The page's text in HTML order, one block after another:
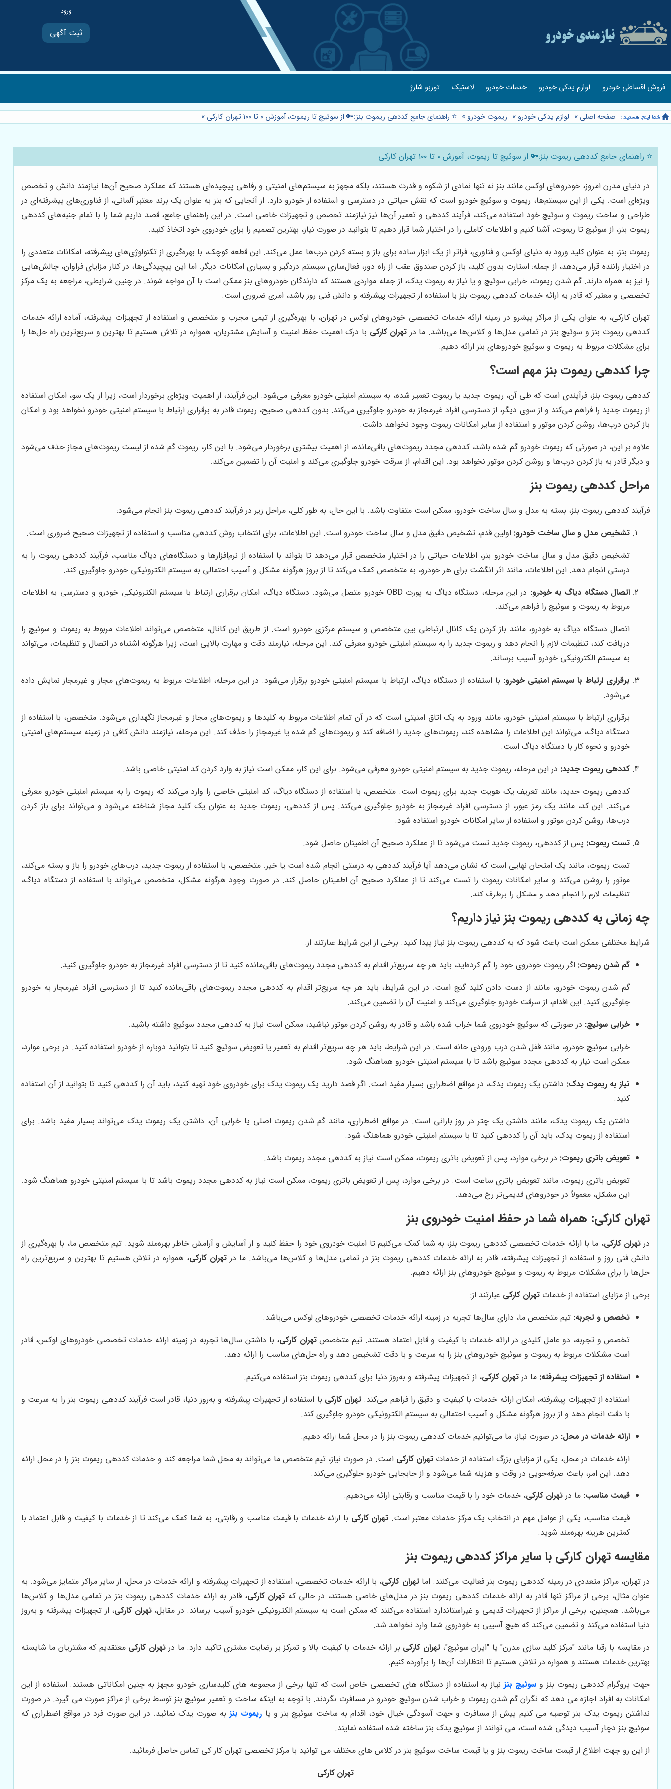
ثبت آگهی
فروش اقساطی خودرو لوازم یدکی خودرو خدمات خودرو لاستیک توربو شارژ
صفحه اصلی » لوازم یدکی خودرو » ریموت خودرو » ⭐️ راهنمای جامع کددهی ریموت بنز:🔑 از سوئیچ تا ریموت، آموزش ۰ تا ۱۰۰ تهران کارکی »
⭐️ راهنمای جامع کددهی ریموت بنز:🔑 از سوئیچ تا ریموت، آموزش ۰ تا ۱۰۰ تهران کارکی
در دنیای مدرن امروز، خودروهای لوکس مانند بنز نه تنها نمادی از شکوه و قدرت هستند، بلکه مجهز به سیستم‌های امنیتی و رفاهی پیچیده‌ای هستند که عملکرد صحیح آن‌ها نیازمند دانش و تخصص
ویژه‌ای است. یکی از این سیستم‌ها، ریموت و سوئیچ خودرو است که نقش حیاتی در دسترسی و استفاده از خودرو دارد. از آنجایی که بنز به عنوان یک برند معتبر آلمانی، از فناوری‌های پیشرفته‌ای در
طراحی و ساخت ریموت و سوئیچ خود استفاده می‌کند، فرآیند کددهی و تعمیر آن‌ها نیز نیازمند تخصص و تجهیزات خاصی است. در این راهنمای جامع، قصد داریم شما را با تمام جنبه‌های کددهی
ریموت بنز، از سوئیچ تا ریموت، آشنا کنیم و اطلاعات کاملی را در اختیار شما قرار دهیم تا بتوانید در صورت نیاز، بهترین تصمیم را برای خودروی خود اتخاذ کنید.
ریموت بنز، به عنوان کلید ورود به دنیای لوکس و فناوری، فراتر از یک ابزار ساده برای باز و بسته کردن درب‌ها عمل می‌کند. این قطعه کوچک، با بهره‌گیری از تکنولوژی‌های پیشرفته، امکانات متعددی را
در اختیار راننده قرار می‌دهد، از جمله: استارت بدون کلید، باز کردن صندوق عقب از راه دور، فعال‌سازی سیستم دزدگیر و بسیاری امکانات دیگر. اما این پیچیدگی‌ها، در کنار مزایای فراوان، چالش‌هایی
را نیز به همراه دارند. گم شدن ریموت، خرابی سوئیچ و یا نیاز به ریموت یدک، از جمله مواردی هستند که دارندگان خودروهای بنز ممکن است با آن مواجه شوند. در چنین شرایطی، مراجعه به یک مرکز
تخصصی و معتبر که قادر به ارائه خدمات کددهی ریموت بنز با استفاده از تجهیزات پیشرفته و دانش فنی روز باشد، امری ضروری است.
تهران کارکی، به عنوان یکی از مراکز پیشرو در زمینه ارائه خدمات تخصصی خودروهای لوکس در تهران، با بهره‌گیری از تیمی مجرب و متخصص و استفاده از تجهیزات پیشرفته، آماده ارائه خدمات
کددهی ریموت بنز و سوئیچ بنز در تمامی مدل‌ها و کلاس‌ها می‌باشد. ما در تهران کارکی با درک اهمیت حفظ امنیت و آسایش مشتریان، همواره در تلاش هستیم تا بهترین و سریع‌ترین راه حل‌ها را
برای مشکلات مربوط به ریموت و سوئیچ خودروهای بنز ارائه دهیم.
چرا کددهی ریموت بنز مهم است؟
کددهی ریموت بنز، فرآیندی است که طی آن، ریموت جدید یا ریموت تعمیر شده، به سیستم امنیتی خودرو معرفی می‌شود. این فرآیند، از اهمیت ویژه‌ای برخوردار است، زیرا از یک سو، امکان استفاده
از ریموت جدید را فراهم می‌کند و از سوی دیگر، از دسترسی افراد غیرمجاز به خودرو جلوگیری می‌کند. بدون کددهی صحیح، ریموت قادر به برقراری ارتباط با سیستم امنیتی خودرو نخواهد بود و امکان
باز کردن درب‌ها، روشن کردن موتور و استفاده از سایر امکانات ریموت وجود نخواهد داشت.
علاوه بر این، در صورتی که ریموت خودرو گم شده باشد، کددهی مجدد ریموت‌های باقی‌مانده، از اهمیت بیشتری برخوردار می‌شود. با این کار، ریموت گم شده از لیست ریموت‌های مجاز حذف می‌شود
و دیگر قادر به باز کردن درب‌ها و روشن کردن موتور نخواهد بود. این اقدام، از سرقت خودرو جلوگیری می‌کند و امنیت آن را تضمین می‌کند.
مراحل کددهی ریموت بنز
فرآیند کددهی ریموت بنز، بسته به مدل و سال ساخت خودرو، ممکن است متفاوت باشد. با این حال، به طور کلی، مراحل زیر در فرآیند کددهی ریموت بنز انجام می‌شود:
تشخیص مدل و سال ساخت خودرو: اولین قدم، تشخیص دقیق مدل و سال ساخت خودرو است. این اطلاعات، برای انتخاب روش کددهی مناسب و استفاده از تجهیزات صحیح ضروری است.
تشخیص دقیق مدل و سال ساخت خودرو بنز، اطلاعات حیاتی را در اختیار متخصص قرار می‌دهد تا بتواند با استفاده از نرم‌افزارها و دستگاه‌های دیاگ مناسب، فرآیند کددهی ریموت را به
درستی انجام دهد. این اطلاعات، مانند اثر انگشت برای هر خودرو، به متخصص کمک می‌کند تا از بروز هرگونه مشکل و آسیب احتمالی به سیستم الکترونیکی خودرو جلوگیری کند.
اتصال دستگاه دیاگ به خودرو:
در این مرحله، دستگاه دیاگ به پورت OBD خودرو متصل می‌شود. دستگاه دیاگ، امکان برقراری ارتباط با سیستم الکترونیکی خودرو و دسترسی به اطلاعات
مربوط به ریموت و سوئیچ را فراهم می‌کند.
اتصال دستگاه دیاگ به خودرو، مانند باز کردن یک کانال ارتباطی بین متخصص و سیستم مرکزی خودرو است. از طریق این کانال، متخصص می‌تواند اطلاعات مربوط به ریموت و سوئیچ را
دریافت کند، تنظیمات لازم را انجام دهد و ریموت جدید را به سیستم امنیتی خودرو معرفی کند. این مرحله، نیازمند دقت و مهارت بالایی است، زیرا هرگونه اشتباه در اتصال و تنظیمات، می‌تواند
به سیستم الکترونیکی خودرو آسیب برساند.
برقراری ارتباط با سیستم امنیتی خودرو: با استفاده از دستگاه دیاگ، ارتباط با سیستم امنیتی خودرو برقرار می‌شود. در این مرحله، اطلاعات مربوط به ریموت‌های مجاز و غیرمجاز نمایش داده
می‌شود.
برقراری ارتباط با سیستم امنیتی خودرو، مانند ورود به یک اتاق امنیتی است که در آن تمام اطلاعات مربوط به کلیدها و ریموت‌های مجاز و غیرمجاز نگهداری می‌شود. متخصص، با استفاده از
دستگاه دیاگ، می‌تواند این اطلاعات را مشاهده کند، ریموت‌های جدید را اضافه کند و ریموت‌های گم شده یا غیرمجاز را حذف کند. این مرحله، نیازمند دانش کافی در زمینه سیستم‌های امنیتی
خودرو و نحوه کار با دستگاه دیاگ است.
کددهی ریموت جدید: در این مرحله، ریموت جدید به سیستم امنیتی خودرو معرفی می‌شود. برای این کار، ممکن است نیاز به وارد کردن کد امنیتی خاصی باشد.
کددهی ریموت جدید، مانند تعریف یک هویت جدید برای ریموت است. متخصص، با استفاده از دستگاه دیاگ، کد امنیتی خاصی را وارد می‌کند که ریموت را به سیستم امنیتی خودرو معرفی
می‌کند. این کد، مانند یک رمز عبور، از دسترسی افراد غیرمجاز به خودرو جلوگیری می‌کند. پس از کددهی، ریموت جدید به عنوان یک کلید مجاز شناخته می‌شود و می‌تواند برای باز کردن
درب‌ها، روشن کردن موتور و استفاده از سایر امکانات خودرو استفاده شود.
تست ریموت: پس از کددهی، ریموت جدید تست می‌شود تا از عملکرد صحیح آن اطمینان حاصل شود.
تست ریموت، مانند یک امتحان نهایی است که نشان می‌دهد آیا فرآیند کددهی به درستی انجام شده است یا خیر. متخصص، با استفاده از ریموت جدید، درب‌های خودرو را باز و بسته می‌کند،
موتور را روشن می‌کند و سایر امکانات ریموت را تست می‌کند تا از عملکرد صحیح آن اطمینان حاصل کند. در صورت وجود هرگونه مشکل، متخصص می‌تواند با استفاده از دستگاه دیاگ،
تنظیمات لازم را انجام دهد و مشکل را برطرف کند.
چه زمانی به کددهی ریموت بنز نیاز داریم؟
شرایط مختلفی ممکن است باعث شود که به کددهی ریموت بنز نیاز پیدا کنید. برخی از این شرایط عبارتند از:
گم شدن ریموت: اگر ریموت خودروی خود را گم کرده‌اید، باید هر چه سریع‌تر اقدام به کددهی مجدد ریموت‌های باقی‌مانده کنید تا از دسترسی افراد غیرمجاز به خودرو جلوگیری کنید.
گم شدن ریموت خودرو، مانند از دست دادن کلید گنج است. در این شرایط، باید هر چه سریع‌تر اقدام به کددهی مجدد ریموت‌های باقی‌مانده کنید تا از دسترسی افراد غیرمجاز به خودرو
جلوگیری کنید. این اقدام، از سرقت خودرو جلوگیری می‌کند و امنیت آن را تضمین می‌کند.
خرابی سوئیچ: در صورتی که سوئیچ خودروی شما خراب شده باشد و قادر به روشن کردن موتور نباشید، ممکن است نیاز به کددهی مجدد سوئیچ داشته باشید.
خرابی سوئیچ خودرو، مانند قفل شدن درب ورودی خانه است. در این شرایط، باید هر چه سریع‌تر اقدام به تعمیر یا تعویض سوئیچ کنید تا بتوانید دوباره از خودرو استفاده کنید. در برخی موارد،
ممکن است نیاز به کددهی مجدد سوئیچ باشد تا با سیستم امنیتی خودرو هماهنگ شود.
نیاز به ریموت یدک: داشتن یک ریموت یدک، در مواقع اضطراری بسیار مفید است. اگر قصد دارید یک ریموت یدک برای خودروی خود تهیه کنید، باید آن را کددهی کنید تا بتوانید از آن استفاده
کنید.
داشتن یک ریموت یدک، مانند داشتن یک چتر در روز بارانی است. در مواقع اضطراری، مانند گم شدن ریموت اصلی یا خرابی آن، داشتن یک ریموت یدک می‌تواند بسیار مفید باشد. برای
استفاده از ریموت یدک، باید آن را کددهی کنید تا با سیستم امنیتی خودرو هماهنگ شود.
تعویض باتری ریموت: در برخی موارد، پس از تعویض باتری ریموت، ممکن است نیاز به کددهی مجدد ریموت باشد.
تعویض باتری ریموت، مانند تعویض باتری ساعت است. در برخی موارد، پس از تعویض باتری ریموت، ممکن است نیاز به کددهی مجدد ریموت باشد تا با سیستم امنیتی خودرو هماهنگ شود.
این مشکل، معمولاً در خودروهای قدیمی‌تر رخ می‌دهد.
تهران کارکی: همراه شما در حفظ امنیت خودروی بنز
درتهران کارکی، ما با ارائه خدمات تخصصی کددهی ریموت بنز، به شما کمک می‌کنیم تا امنیت خودروی خود را حفظ کنید و از آسایش و آرامش خاطر بهره‌مند شوید. تیم متخصص ما، با بهره‌گیری از
دانش فنی روز و استفاده از تجهیزات پیشرفته، قادر به ارائه خدمات کددهی ریموت بنز در تمامی مدل‌ها و کلاس‌ها می‌باشد. ما درتهران کارکی، همواره در تلاش هستیم تا بهترین و سریع‌ترین راه
حل‌ها را برای مشکلات مربوط به ریموت و سوئیچ خودروهای بنز ارائه دهیم.
برخی از مزایای استفاده از خدمات تهران کارکی عبارتند از:
تخصص و تجربه: تیم متخصص ما، دارای سال‌ها تجربه در زمینه ارائه خدمات تخصصی خودروهای لوکس می‌باشد.
تخصص و تجربه، دو عامل کلیدی در ارائه خدمات با کیفیت و قابل اعتماد هستند. تیم متخصصتهران کارکی، با داشتن سال‌ها تجربه در زمینه ارائه خدمات تخصصی خودروهای لوکس، قادر
است مشکلات مربوط به ریموت و سوئیچ خودروهای بنز را به سرعت و با دقت تشخیص دهد و راه حل‌های مناسب را ارائه دهد.
استفاده از تجهیزات پیشرفته: ما در تهران کارکی، از تجهیزات پیشرفته و به‌روز دنیا برای کددهی ریموت بنز استفاده می‌کنیم.
استفاده از تجهیزات پیشرفته، امکان ارائه خدمات با کیفیت و دقیق را فراهم می‌کند. تهران کارکی با استفاده از تجهیزات پیشرفته و به‌روز دنیا، قادر است فرآیند کددهی ریموت بنز را به سرعت و
با دقت انجام دهد و از بروز هرگونه مشکل و آسیب احتمالی به سیستم الکترونیکی خودرو جلوگیری کند.
ارائه خدمات در محل: در صورت نیاز، ما می‌توانیم خدمات کددهی ریموت بنز را در محل شما ارائه دهیم.
ارائه خدمات در محل، یکی از مزایای بزرگ استفاده از خدمات تهران کارکی است. در صورت نیاز، تیم متخصص ما می‌تواند به محل شما مراجعه کند و خدمات کددهی ریموت بنز را در محل ارائه
دهد. این امر، باعث صرفه‌جویی در وقت و هزینه شما می‌شود و از جابجایی خودرو جلوگیری می‌کند.
قیمت مناسب: ما در تهران کارکی، خدمات خود را با قیمت مناسب و رقابتی ارائه می‌دهیم.
قیمت مناسب، یکی از عوامل مهم در انتخاب یک مرکز خدمات معتبر است. تهران کارکی با ارائه خدمات با قیمت مناسب و رقابتی، به شما کمک می‌کند تا از خدمات با کیفیت و قابل اعتماد با
کمترین هزینه بهره‌مند شوید.
مقایسه تهران کارکی با سایر مراکز کددهی ریموت بنز
در تهران، مراکز متعددی در زمینه کددهی ریموت بنز فعالیت می‌کنند. اماتهران کارکی، با ارائه خدمات تخصصی، استفاده از تجهیزات پیشرفته و ارائه خدمات در محل، از سایر مراکز متمایز می‌شود. به
عنوان مثال، برخی از مراکز تنها قادر به ارائه خدمات کددهی ریموت بنز در مدل‌های خاصی هستند، در حالی که تهران کارکی، قادر به ارائه خدمات کددهی ریموت بنز در تمامی مدل‌ها و کلاس‌ها
می‌باشد. همچنین، برخی از مراکز از تجهیزات قدیمی و غیراستاندارد استفاده می‌کنند که ممکن است به سیستم الکترونیکی خودرو آسیب برساند. در مقابل،تهران کارکی، از تجهیزات پیشرفته و به‌روز
دنیا استفاده می‌کند و تضمین می‌کند که هیچ آسیبی به خودروی شما وارد نخواهد شد.
در مقایسه با رقبا مانند "مرکز کلید سازی مدرن" یا "ایران سوئیچ"،تهران کارکی بر ارائه خدمات با کیفیت بالا و تمرکز بر رضایت مشتری تاکید دارد. ما درتهران کارکی معتقدیم که مشتریان ما شایسته
بهترین خدمات هستند و همواره در تلاش هستیم تا انتظارات آن‌ها را برآورده کنیم.
جهت پروگرام کددهی ریموت بنز و سوئیچ بنزنیاز به استفاده از دستگاه های تخصصی خاص است که تنها برخی از مجموعه های کلیدسازی خودرو مجهز به چنین امکاناتی هستند. استفاده از این
امکانات به افراد اجازه می دهد که نگران گم شدن ریموت و خراب شدن سوئیچ خودرو در مسافرت نگردند. با توجه به اینکه ساخت و تعمیر سوئیچ بنز توسط برخی از مراکز صورت می گیرد. در صورت
نداشتن ریموت یدک بنز توصیه می کنیم پیش از مسافرت و جهت آسودگی خیال خود، اقدام به ساخت سوئیچ بنز و یا ریموت بنزبه صورت یدک نمائید. در این صورت فرد در مواقع اضطراری که
سوئیچ بنز دچار آسیب دیدگی شده است، می توانند از سوئیچ یدک بنز ساخته شده استفاده نمایند.
از این رو جهت اطلاع از قیمت ساخت ریموت بنز و یا قیمت ساخت سوئیچ بنز در کلاس های مختلف می توانید با مرکز تخصصی تهران کار کی تماس حاصل فرمائید.
تهران کارکی